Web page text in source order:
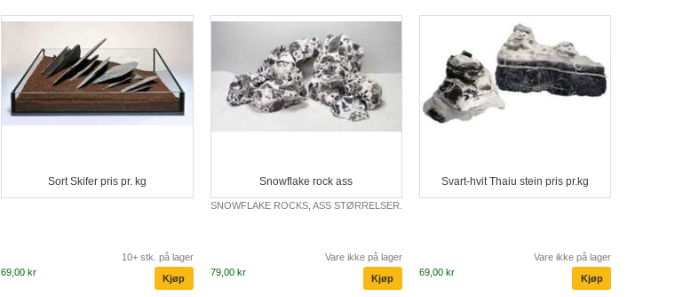
iøyenfallende og pen akvariestein Perfekt til
Sort Skifer pris pr. kg
10+ stk. på lager
69,00 kr
Snowflake rock ass
SNOWFLAKE ROCKS, ASS STØRRELSER.
Vare ikke på lager
79,00 kr
Svart-hvit Thaiu stein pris pr.kg
Vare ikke på lager
69,00 kr